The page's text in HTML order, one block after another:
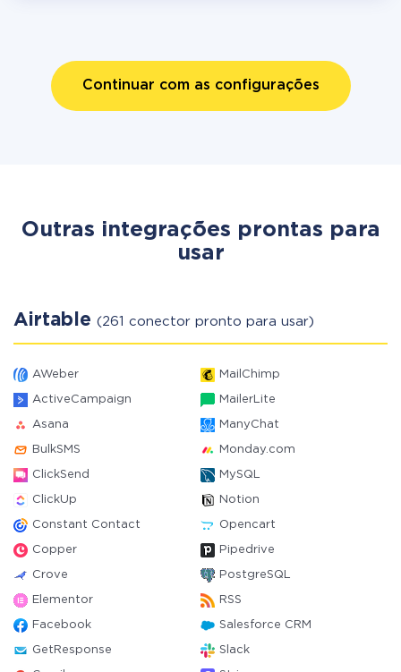
Continuar com as configurações
Outras integrações prontas para
usar
Airtable (261 conector pronto para usar)
AWeber MailChimp
ActiveCampaign MailerLite
Asana ManyChat
BulkSMS Monday.com
ClickSend MySQL
ClickUp Notion
Constant Contact Opencart
Copper Pipedrive
Crove PostgreSQL
Elementor RSS
Facebook Salesforce CRM
GetResponse Slack